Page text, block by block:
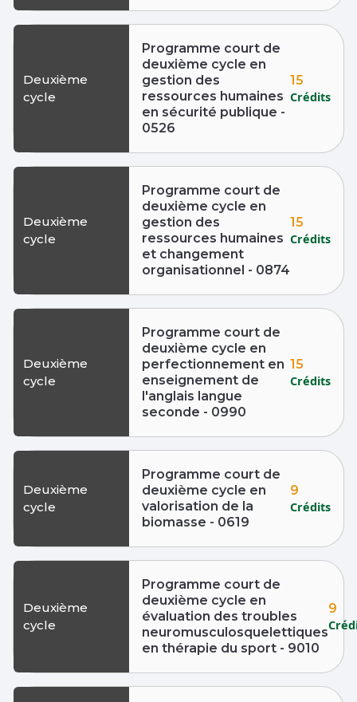
Deuxième
cycle
Programme court de
deuxième cycle en
gestion des
ressources humaines
en sécurité publique -
0526
15
Crédits
Deuxième
cycle
Programme court de
deuxième cycle en
gestion des
ressources humaines
et changement
organisationnel - 0874
15
Crédits
Deuxième
cycle
Programme court de
deuxième cycle en
perfectionnement en
enseignement de
l'anglais langue
seconde - 0990
15
Crédits
Deuxième
cycle
Programme court de
deuxième cycle en
valorisation de la
biomasse - 0619
9
Crédits
Deuxième
cycle
Programme court de
deuxième cycle en
évaluation des troubles
neuromusculosquelettiques
en thérapie du sport - 9010
9